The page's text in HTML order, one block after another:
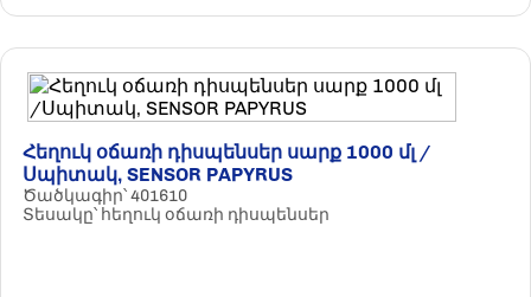
Հեղուկ օճառի դիսպենսեր սարք 1000 մլ /
Սպիտակ, SENSOR PAPYRUS
Ծածկագիր՝ 401610
Տեսակը՝ հեղուկ օճառի դիսպենսեր